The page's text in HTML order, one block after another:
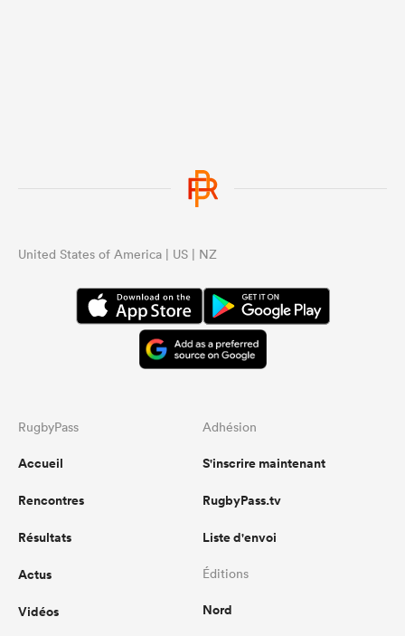
United States of America | US | NZ
RugbyPass
Accueil
Rencontres
Résultats
Actus
Vidéos
Adhésion
S'inscrire maintenant
RugbyPass.tv
Liste d'envoi
Éditions
Nord